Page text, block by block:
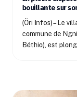
bouillante sur
(Öri Infos) – Le
commune de
Béthio), est